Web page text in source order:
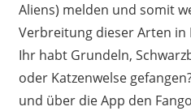
Aliens) melden und somit
Verbreitung dieser Arten in
Ihr habt Grundeln,
oder Katzenwelse
und über die App den